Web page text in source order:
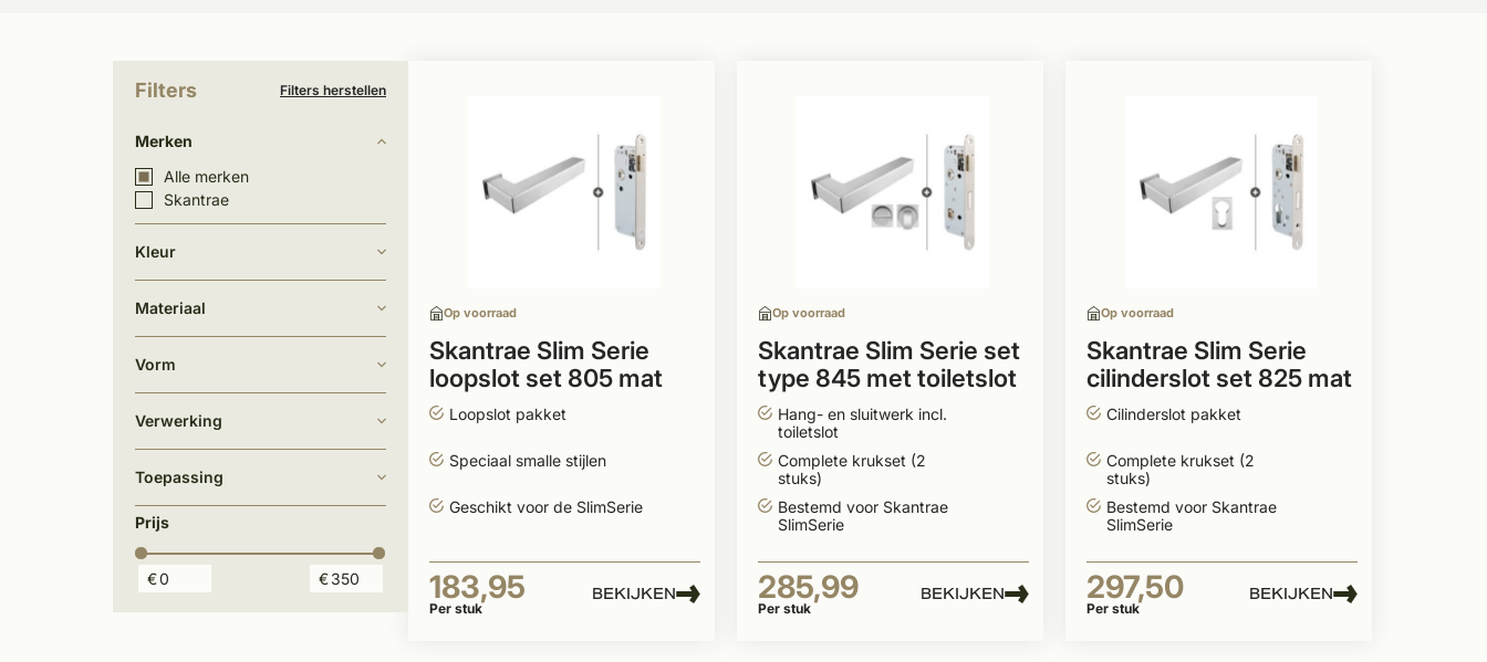
Filters Filters herstellen
Merken
Alle merken
Skantrae
Kleur
Materiaal
Vorm
Verwerking
Toepassing
Prijs
€ €
Op voorraad
Skantrae Slim Serie
loopslot set 805 mat
Chroom
Loopslot pakket
Speciaal smalle stijlen
Geschikt voor de SlimSerie
183,95
Per stuk
BEKIJKEN
Op voorraad
Skantrae Slim Serie set
type 845 met toiletslot
Hang- en sluitwerk incl.
toiletslot
Complete krukset (2
stuks)
Bestemd voor Skantrae
SlimSerie
285,99
Per stuk
BEKIJKEN
Op voorraad
Skantrae Slim Serie
cilinderslot set 825 mat
chroom
Cilinderslot pakket
Complete krukset (2
stuks)
Bestemd voor Skantrae
SlimSerie
297,50
Per stuk
BEKIJKEN